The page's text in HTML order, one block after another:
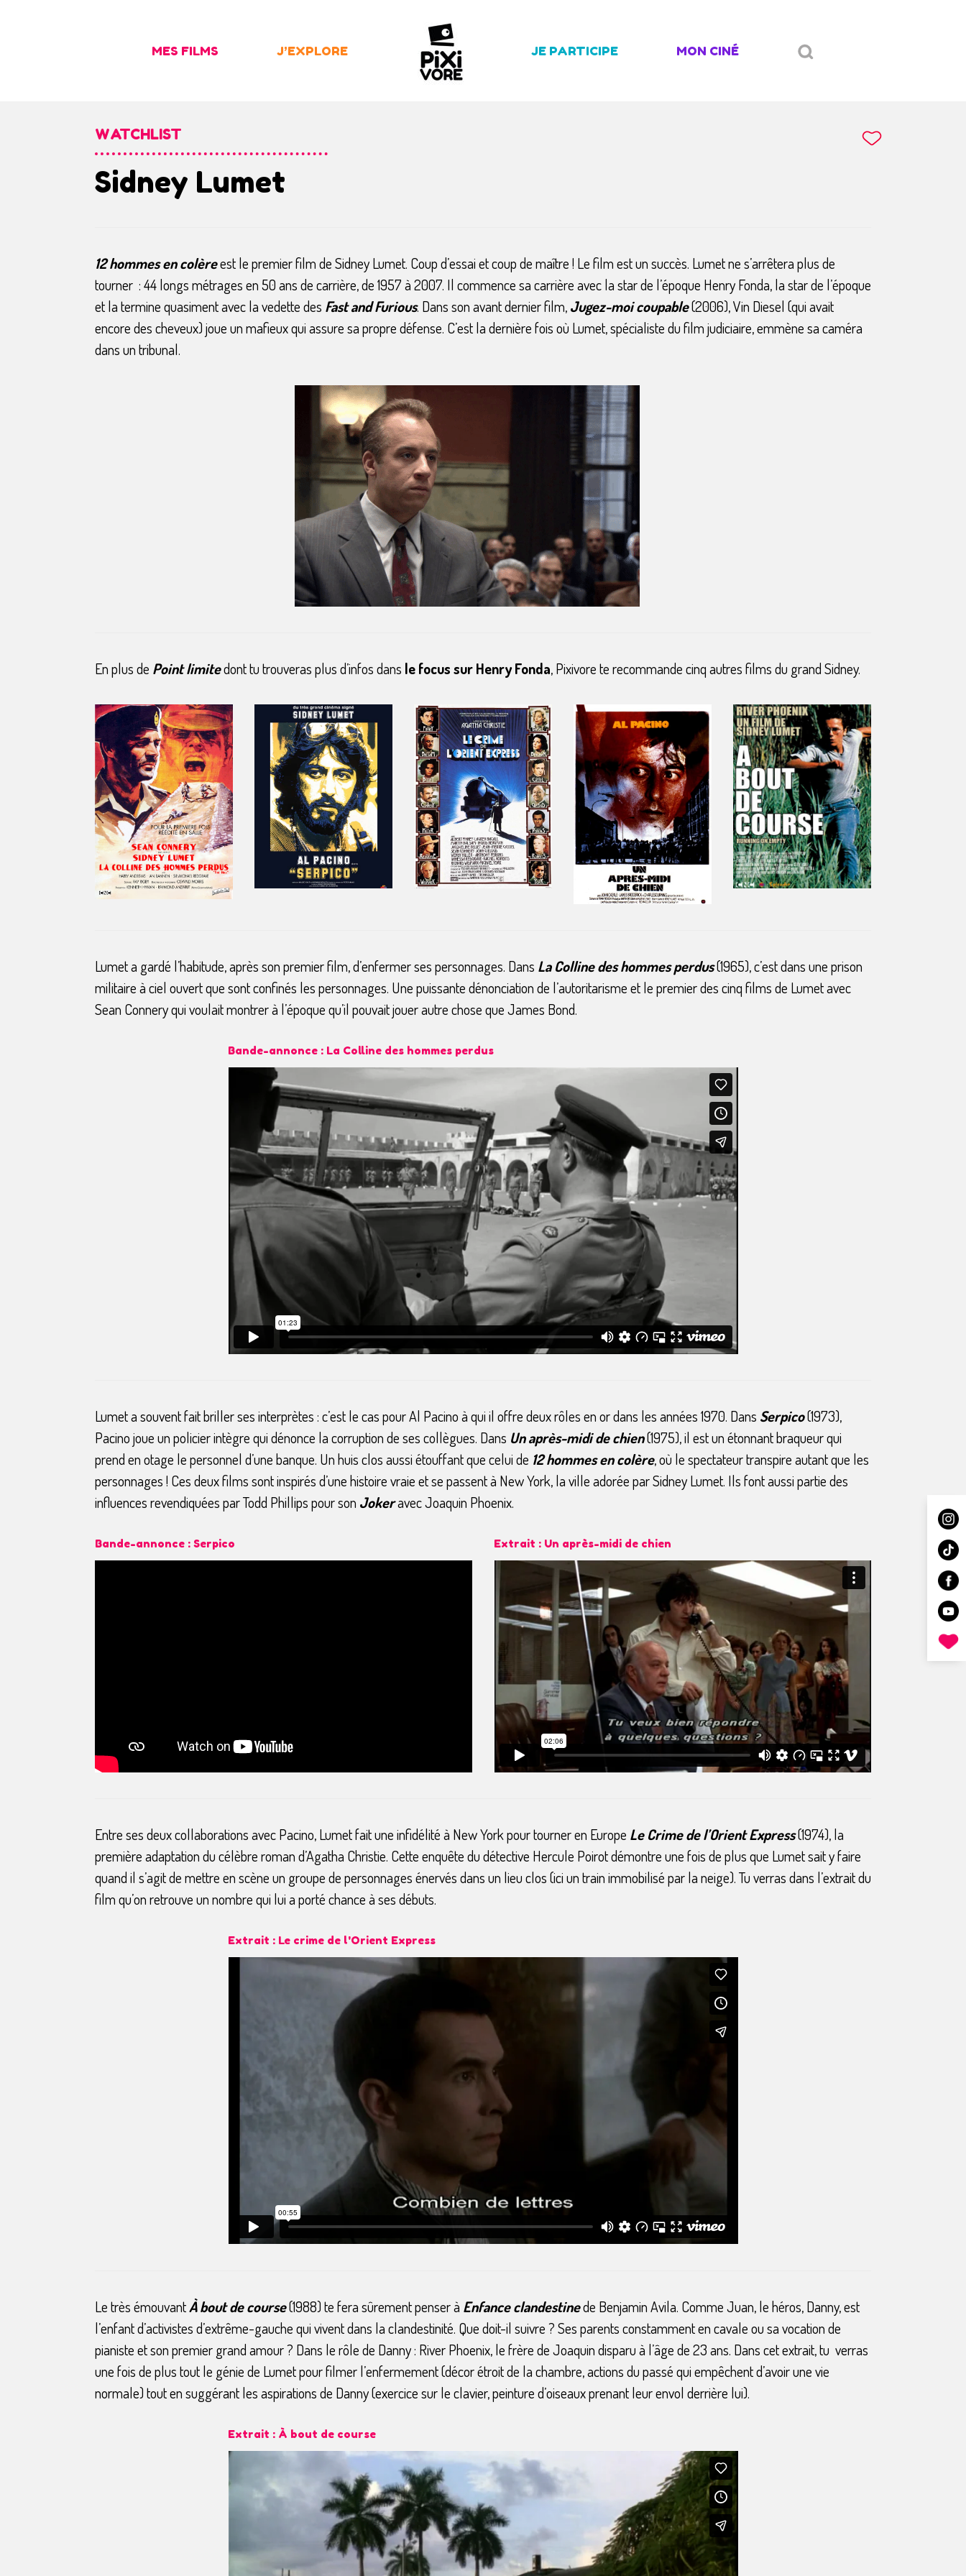
MES FILMS J’EXPLORE JE PARTICIPE MON CINÉ
WATCHLIST
Sidney Lumet
12 hommes en colèreest le premier film de Sidney Lumet. Coup d’essai et coup de maître ! Le film est un succès. Lumet ne s’arrêtera plus de
tourner : 44 longs métrages en 50 ans de carrière, de 1957 à 2007. Il commence sa carrière avec la star de l’époque Henry Fonda, la star de l’époque
et la termine quasiment avec la vedette des Fast and Furious. Dans son avant dernier film,Jugez-moi coupable(2006), Vin Diesel (qui avait
encore des cheveux) joue un mafieux qui assure sa propre défense. C’est la dernière fois où Lumet, spécialiste du film judiciaire, emmène sa caméra
dans un tribunal.
En plus de Point limitedont tu trouveras plus d’infos dans le focus sur Henry Fonda, Pixivore te recommande cinq autres films du grand Sidney.
Lumet a gardé l’habitude, après son premier film, d’enfermer ses personnages. Dans La Colline des hommes perdus(1965), c’est dans une prison
militaire à ciel ouvert que sont confinés les personnages. Une puissante dénonciation de l’autoritarisme et le premier des cinq films de Lumet avec
Sean Connery qui voulait montrer à l’époque qu’il pouvait jouer autre chose que James Bond.
Bande-annonce : La Colline des hommes perdus
Lumet a souvent fait briller ses interprètes : c’est le cas pour Al Pacino à qui il offre deux rôles en or dans les années 1970. Dans Serpico(1973),
Pacino joue un policier intègre qui dénonce la corruption de ses collègues. Dans Un après-midi de chien(1975), il est un étonnant braqueur qui
prend en otage le personnel d’une banque. Un huis clos aussi étouffant que celui de 12 hommes en colère, où le spectateur transpire autant que les
personnages ! Ces deux films sont inspirés d’une histoire vraie et se passent à New York, la ville adorée par Sidney Lumet. Ils font aussi partie des
influences revendiquées par Todd Phillips pour son Jokeravec Joaquin Phoenix.
Bande-annonce : Serpico Extrait : Un après-midi de chien
Entre ses deux collaborations avec Pacino, Lumet fait une infidélité à New York pour tourner en Europe Le Crime de l’Orient Express(1974), la
première adaptation du célèbre roman d’Agatha Christie. Cette enquête du détective Hercule Poirot démontre une fois de plus que Lumet sait y faire
quand il s’agit de mettre en scène un groupe de personnages énervés dans un lieu clos (ici un train immobilisé par la neige). Tu verras dans l’extrait du
film qu’on retrouve un nombre qui lui a porté chance à ses débuts.
Extrait : Le crime de l'Orient Express
Le très émouvantÀbout de course(1988) te fera sûrement penser à Enfance clandestinede Benjamin Avila. Comme Juan, le héros, Danny, est
l’enfant d’activistes d’extrême-gauche qui vivent dans la clandestinité. Que doit-il suivre ? Ses parents constamment en cavale ou sa vocation de
pianiste et son premier grand amour ? Dans le rôle de Danny : River Phoenix, le frère de Joaquin disparu à l’âge de 23 ans. Dans cet extrait, tu verras
une fois de plus tout le génie de Lumet pour filmer l’enfermement (décor étroit de la chambre, actions du passé qui empêchent d’avoir une vie
normale) tout en suggérant les aspirations de Danny (exercice sur le clavier, peinture d’oiseaux prenant leur envol derrière lui).
Extrait : À bout de course